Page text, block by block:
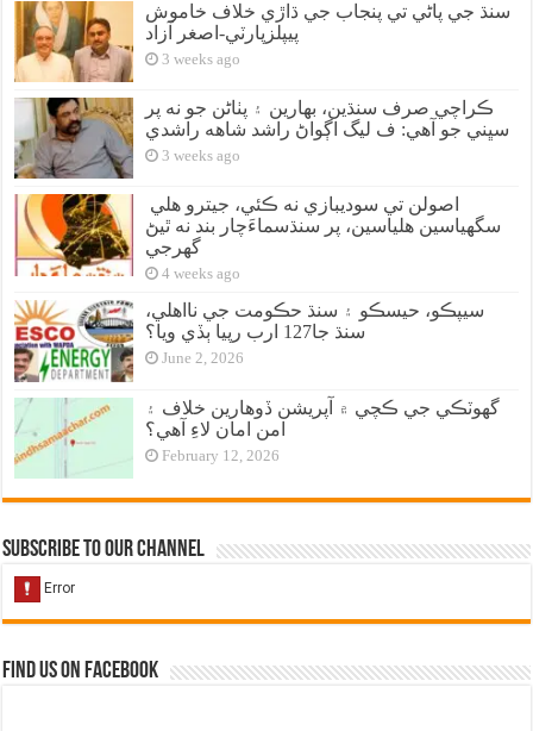
سنڌ جي پاڻي تي پنجاب جي ڌاڙي خلاف خاموش
پيپلزپارٽي-اصغر آزاد
3 weeks ago
ڪراچي صرف سنڌين، بهارين ۽ پٺاڻن جو نه پر
سڀني جو آهي: ف ليگ اڳواڻ راشد شاهه راشدي
3 weeks ago
سگهياسين هلياسين، پر سنڌسماءَچار بند نه ٿيڻ
گهرجي
4 weeks ago
سيپڪو، حيسڪو ۽ سنڌ حڪومت جي نااهلي،
سنڌ جا127 ارب رپيا ٻڏي ويا؟
June 2, 2026
گهوٽڪي جي ڪچي ۾ آپريشن ڏوهارين خلاف ۽
امن امان لاءِ آهي؟
February 12, 2026
Subscribe to our Channel
Find us on Facebook